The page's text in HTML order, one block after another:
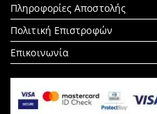
Πληροφορίες Αποστολής
Πολιτική Επιστροφών
Επικοινωνία